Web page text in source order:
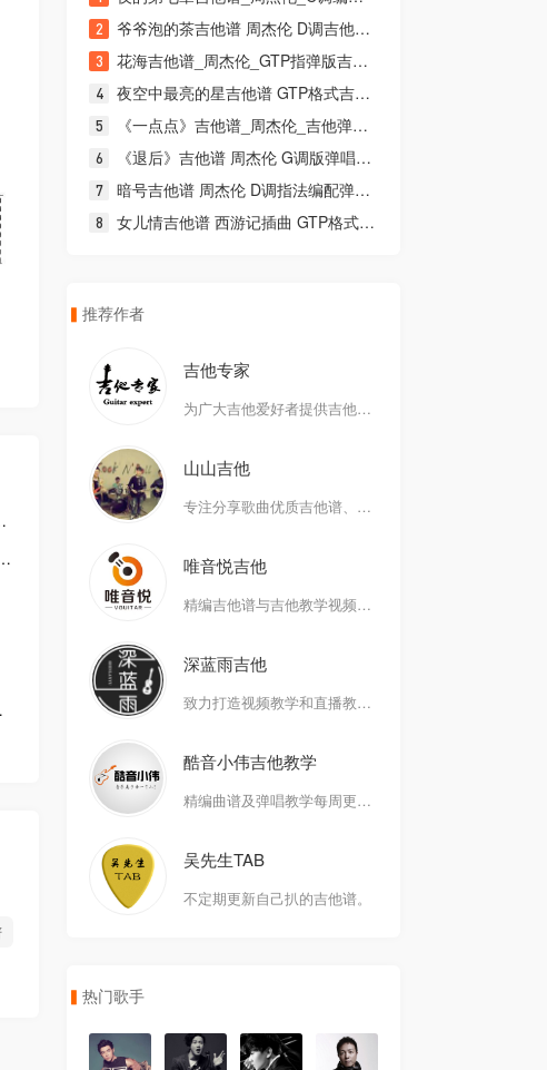
爷爷泡的茶吉他谱 周杰伦 D调吉他谱附演示视频
花海吉他谱_周杰伦_GTP指弹版吉他演奏谱
夜空中最亮的星吉他谱 GTP格式吉他指弹动态谱
《一点点》吉他谱_周杰伦_吉他弹唱演示视频
《退后》吉他谱 周杰伦 G调版弹唱伴奏谱附演示视频
暗号吉他谱 周杰伦 D调指法编配弹唱吉他谱
女儿情吉他谱 西游记插曲 GTP格式吉他独奏谱
推荐作者
吉他专家
为广大吉他爱好者提供吉他谱和资讯信息
山山吉他
专注分享歌曲优质吉他谱、弹唱、教学，陪你快乐练琴，一同成长！
唯音悦吉他
精编吉他谱与吉他教学视频集合！
深蓝雨吉他
致力打造视频教学和直播教学一体化
酷音小伟吉他教学
精编曲谱及弹唱教学每周更新中
吴先生TAB
不定期更新自己扒的吉他谱。
热门歌手